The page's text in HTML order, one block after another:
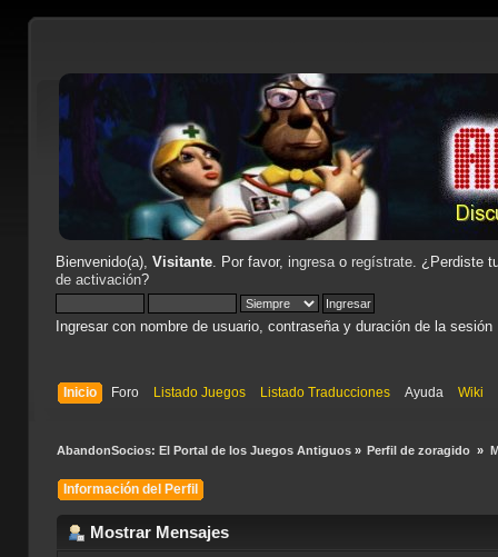
Bienvenido(a), Visitante. Por favor, ingresao regístrate. ¿Perdiste
de activación?
Ingresar con nombre de usuario, contraseña y duración de la sesión
Inicio Foro Listado Juegos Listado Traducciones Ayuda Wiki
AbandonSocios: El Portal de los Juegos Antiguos» Perfil de zoragido »
Información del Perfil
Mostrar Mensajes